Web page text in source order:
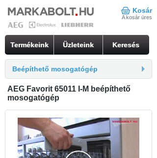
Kosár
A kosár üres
Termékeink Üzleteink Keresés
Beépíthető mosogatógép
AEG Favorit 65011 I-M beépíthető
mosogatógép